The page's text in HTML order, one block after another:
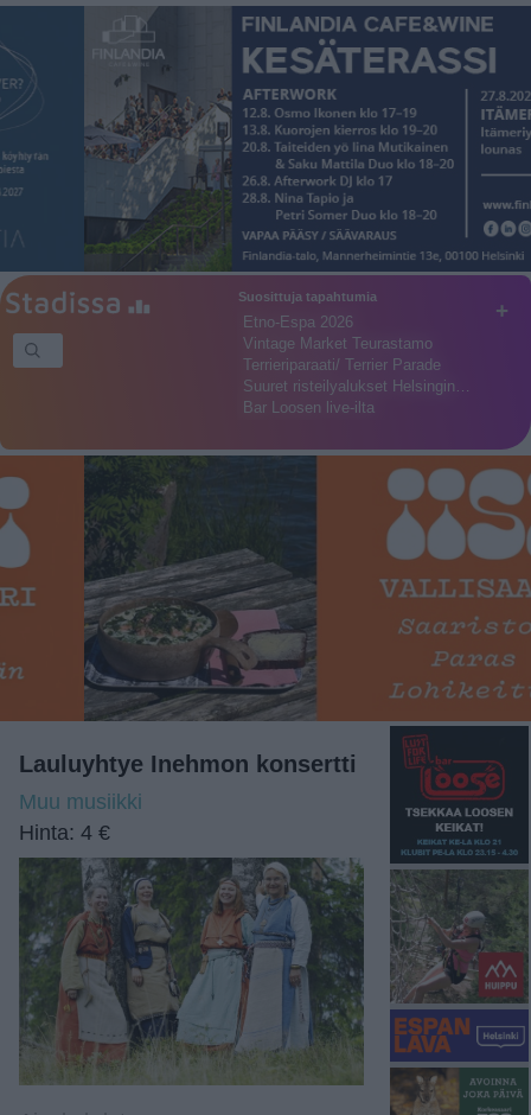
+
Suosittuja tapahtumia
Etno-Espa 2026
Vintage Market Teurastamo
Terrieriparaati/ Terrier Parade
Suuret risteilyalukset Helsingin…
Bar Loosen live-ilta
Lauluyhtye Inehmon konsertti
Muu musiikki
Hinta: 4 €